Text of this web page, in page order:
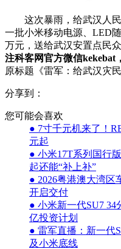
这次暴雨，给武汉人民
一批小米移动电源、LED
万元，送给武汉安置点民
注科客网官方微信kekebat
原标题《雷军：给武汉灾
分享到：
您可能会喜欢
● 7寸千元机来了！
元起
● 小米17T系列国行
起还能“补上补”
● 2026粤港澳大湾区
开启交付
● 小米新一代SU7 34
亿投资计划
● 雷军直播：新一代
及小米底线